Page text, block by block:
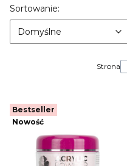
Lista produktów
Sortowanie:
Domyślne
Strona
Bestseller
Nowość